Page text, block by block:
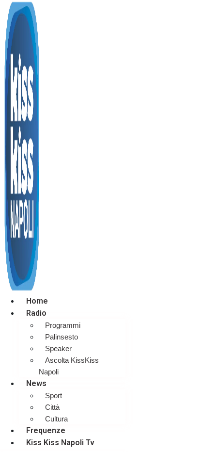
Home
Radio
Programmi
Palinsesto
Speaker
Ascolta KissKiss
Napoli
News
Sport
Città
Cultura
Frequenze
Kiss Kiss Napoli Tv